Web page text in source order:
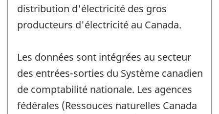
distribution d'électricité des gros
producteurs d'électricité au Canada.
Les données sont intégrées au secteur
des entrées-sorties du Système canadien
de comptabilité nationale. Les agences
fédérales (Ressouces naturelles Canada